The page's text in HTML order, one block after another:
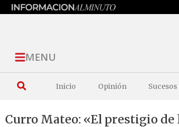
MENU
Inicio Opinión Sucesos
Curro Mateo: «El prestigio de